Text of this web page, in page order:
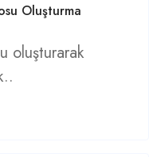
Oluşturma
oluşturarak